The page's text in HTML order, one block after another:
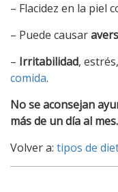
– Flacidez en la piel
– Puede causar
– Irritabilidad,
comida.
No se aconsejan
más de un día al mes.
Volver a: tipos de